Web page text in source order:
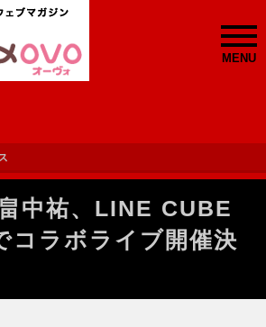
MENU
中祐、LINE CUBE
コラボライブ開催決